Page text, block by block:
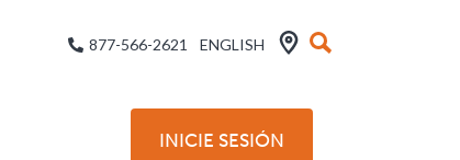
877-566-2621 ENGLISH
INICIE SESIÓN